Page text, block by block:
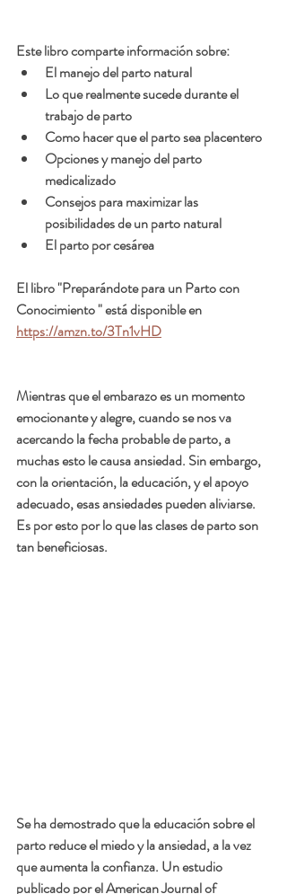
Este libro comparte información sobre:
El manejo del parto natural
Lo que realmente sucede durante el
trabajo de parto
Como hacer que el parto sea placentero
Opciones y manejo del parto
medicalizado
Consejos para maximizar las
posibilidades de un parto natural
El parto por cesárea
El libro "Preparándote para un Parto con
Conocimiento " está disponible en
https://amzn.to/3Tn1vHD
Mientras que el embarazo es un momento
emocionante y alegre, cuando se nos va
acercando la fecha probable de parto, a
muchas esto le causa ansiedad. Sin embargo,
con la orientación, la educación, y el apoyo
adecuado, esas ansiedades pueden aliviarse.
Es por esto por lo que las clases de parto son
tan beneficiosas.
Se ha demostrado que la educación sobre el
parto reduce el miedo y la ansiedad, a la vez
que aumenta la confianza. Un estudio
publicado por el American Journal of